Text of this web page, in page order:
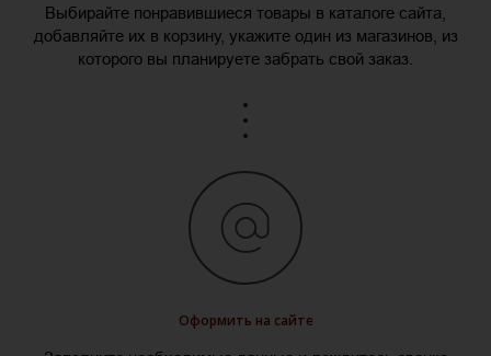
Выбирайте понравившиеся товары в каталоге сайта,
добавляйте их в корзину, укажите один из магазинов, из
которого вы планируете забрать свой заказ.
Оформить на сайте